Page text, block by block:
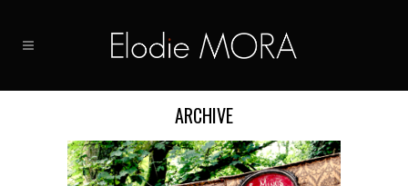
ARCHIVE